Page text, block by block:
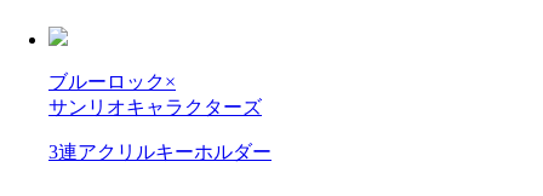
ブルーロック×
サンリオキャラクターズ
3連アクリルキーホルダー